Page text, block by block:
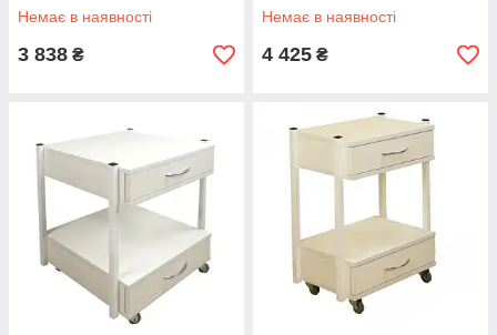
Немає в наявності
3 838 ₴
Немає в наявності
4 425 ₴